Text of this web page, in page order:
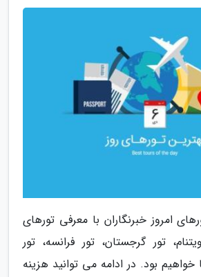
امروز خبرنگاران با معرفی تورهای
تور گرجستان، تور فرانسه، تور
خواهیم بود. در ادامه می توانید هزینه